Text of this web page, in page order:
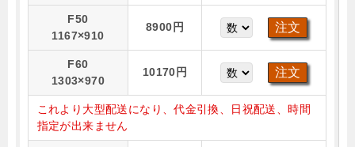
F50
1167×910
8900円
F60
1303×970
10170円
これより大型配送になり、代金引換、日祝配送、時間
指定が出来ません